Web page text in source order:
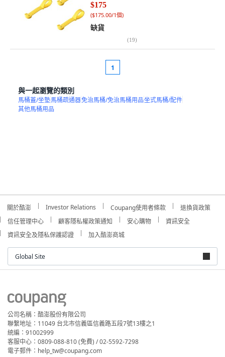
$175
($175.00/1個)
缺貨
(19)
1
與一起瀏覽的類別
馬桶蓋/坐墊馬桶疏通器免治馬桶/免治馬桶用品坐式馬桶/配件
其他馬桶用品
關於酷澎 Investor Relations Coupang使用者條款
退換貨政策
信任管理中心
顧客隱私權政策通知 安心購物
資訊安全
資訊安全及隱私保護認證
加入酷澎商城
Global Site
公司名稱：酷澎股份有限公司
聯繫地址：11049 台北市信義區信義路五段7號13樓之1
統編：91002999
客服中心：0809-088-810 (免費) / 02-5592-7298
電子郵件：help_tw@coupang.com